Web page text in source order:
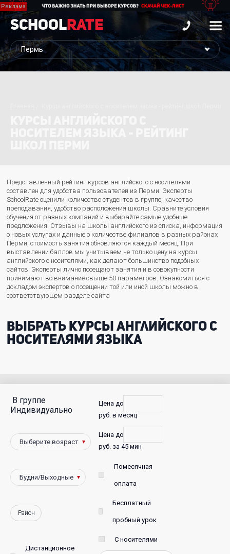
School Rate
Представленный рейтинг курсов английского с носителями
составлен для удобства пользователей из Перми. Эксперты
SchoolRate оценили количество студентов в группе, качество
преподавания, удобство расположения школы. Сравните условия
обучения от разных компаний и выбирайте самые удобные
предложения. Отзывы на школы английского из списка, информация
о новых услугах и данные о количестве филиалов в разных районах
Перми, стоимость занятия обновляются каждый месяц. При
выставлении баллов мы учитываем не только цену на курсы
английского с носителями, как делают большинство подобных
сайтов. Эксперты лично посещают занятия и в совокупности
принимают во внимание свыше 50 параметров. Ознакомиться с
докладом экспертов о посещении той или иной школы можно в
соответствующем разделе сайта
Выбрать курсы английского с
носителями языка
В группе
Индивидуально
Район
Дистанционное
Цена до
руб. в месяц
Цена до
руб. за 45 мин
Помесячная
оплата
Бесплатный
пробный урок
С носителями
С
Победители